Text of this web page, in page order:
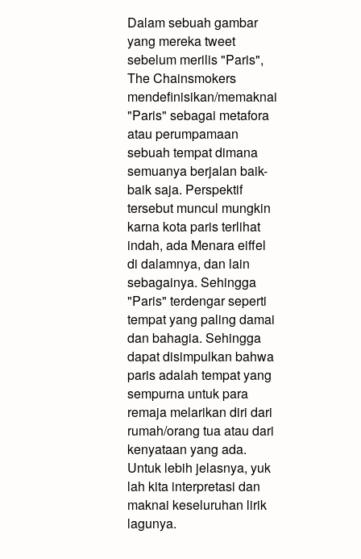
Dalam sebuah gambar
yang mereka tweet
sebelum merilis "Paris",
The Chainsmokers
mendefinisikan/memaknai
"Paris" sebagai metafora
atau perumpamaan
sebuah tempat dimana
semuanya berjalan baik-
baik saja. Perspektif
tersebut muncul mungkin
karna kota paris terlihat
indah, ada Menara eiffel
di dalamnya, dan lain
sebagainya. Sehingga
"Paris" terdengar seperti
tempat yang paling damai
dan bahagia. Sehingga
dapat disimpulkan bahwa
paris adalah tempat yang
sempurna untuk para
remaja melarikan diri dari
rumah/orang tua atau dari
kenyataan yang ada.
Untuk lebih jelasnya, yuk
lah kita interpretasi dan
maknai keseluruhan lirik
lagunya.